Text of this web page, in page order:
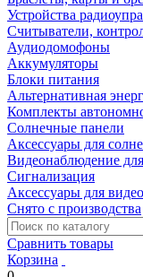
Устройства
Считыватели,
Аудиодомофоны
Аккумуляторы
Блоки питания
Альтернативная
Комплекты
Солнечные панели
Аксессуары для
Видеонаблюдение
Сигнализация
Аксессуары для
Снято с производства
Сравнить товары
Корзина